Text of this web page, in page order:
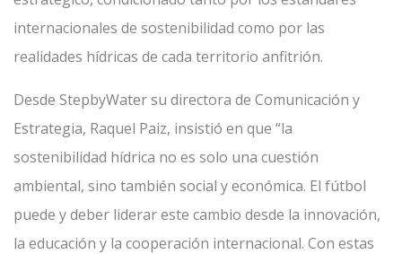
internacionales de sostenibilidad como por las
realidades hídricas de cada territorio anfitrión.
Desde StepbyWater su directora de Comunicación y
Estrategia, Raquel Paiz, insistió en que “la
sostenibilidad hídrica no es solo una cuestión
ambiental, sino también social y económica. El fútbol
puede y deber liderar este cambio desde la innovación,
la educación y la cooperación internacional. Con estas